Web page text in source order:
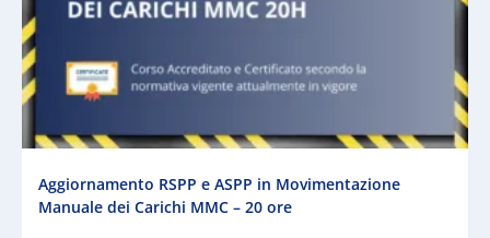
Aggiornamento RSPP e ASPP in Movimentazione
Manuale dei Carichi MMC – 20 ore